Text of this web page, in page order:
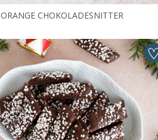
ORANGE CHOKOLADESNITTER